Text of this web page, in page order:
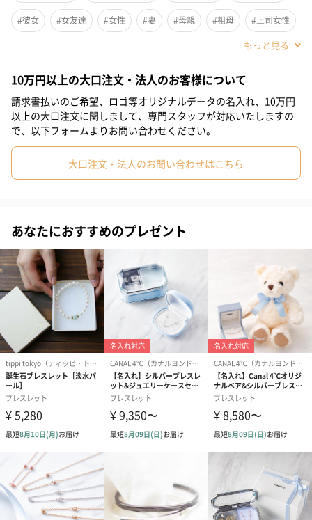
#彼女 #女友達 #女性 #妻 #母親 #祖母 #上司女性
#部下女性 #義母 #親戚女性 #20代前半 #20代後半
#30代 #40代 #50代 #60代 #70代 #80代 #90代
10万円以上の大口注文・法人のお客様について
請求書払いのご希望、ロゴ等オリジナルデータの名入れ、10万円
以上の大口注文に関しまして、専門スタッフが対応いたしますの
で、以下フォームよりお問い合わせください。
大口注文・法人のお問い合わせはこちら
あなたにおすすめのプレゼント